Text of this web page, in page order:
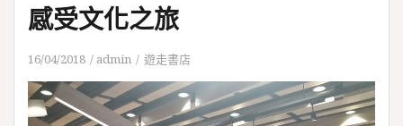
感受文化之旅
16/04/2018 admin 遊走書店